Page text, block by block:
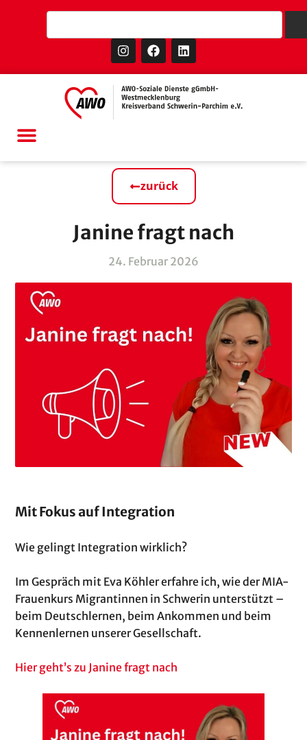
zurück
Janine fragt nach
24. Februar 2026
Mit Fokus auf Integration
Wie gelingt Integration wirklich?
Im Gespräch mit Eva Köhler erfahre ich, wie der MIA-
Frauenkurs Migrantinnen in Schwerin unterstützt –
beim Deutschlernen, beim Ankommen und beim
Kennenlernen unserer Gesellschaft.
Hier geht’s zu Janine fragt nach